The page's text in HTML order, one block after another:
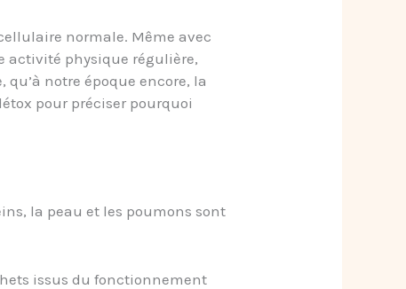
normale. Même avec
activité physique régulière,
notre époque encore, la
pour préciser pourquoi
la peau et les poumons sont
issus du fonctionnement